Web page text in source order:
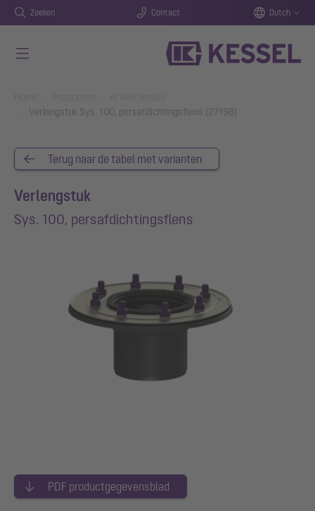
Zoeken Contact Dutch
Verlengstuk Sys. 100, persafdichtingsflens (27198)
Terug naar de tabel met varianten
Verlengstuk
Sys. 100, persafdichtingsflens
PDF productgegevensblad